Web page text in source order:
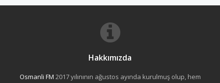
Hakkımızda
Osmanli FM 2017 yılınının ağustos ayında kurulmuş olup, hem